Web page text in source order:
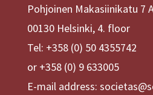
Pohjoinen Makasiinikatu 7
00130 Helsinki, 4. floor
Tel: +358 (0) 50 4355742
or +358 (0) 9 633005
E-mail address: